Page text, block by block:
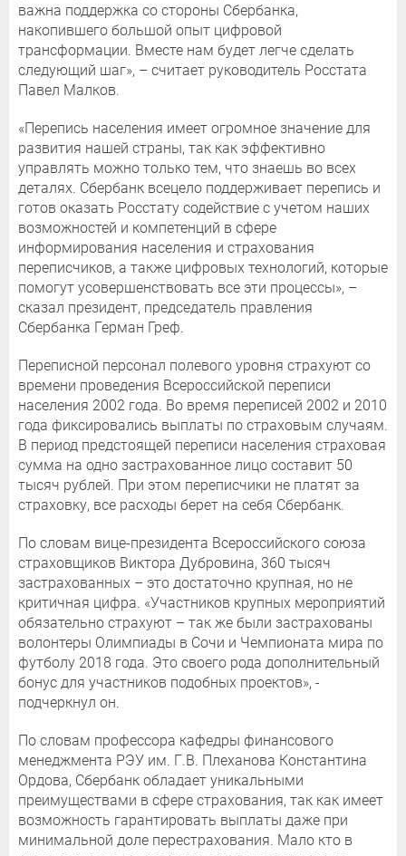
важна поддержка со стороны Сбербанка,
накопившего большой опыт цифровой
трансформации. Вместе нам будет легче сделать
следующий шаг», – считает руководитель Росстата
Павел Малков.
«Перепись населения имеет огромное значение для
развития нашей страны, так как эффективно
управлять можно только тем, что знаешь во всех
деталях. Сбербанк всецело поддерживает перепись и
готов оказать Росстату содействие с учетом наших
возможностей и компетенций в сфере
информирования населения и страхования
переписчиков, а также цифровых технологий, которые
помогут усовершенствовать все эти процессы», –
сказал президент, председатель правления
Сбербанка Герман Греф.
Переписной персонал полевого уровня страхуют со
времени проведения Всероссийской переписи
населения 2002 года. Во время переписей 2002 и 2010
года фиксировались выплаты по страховым случаям.
В период предстоящей переписи населения страховая
сумма на одно застрахованное лицо составит 50
тысяч рублей. При этом переписчики не платят за
страховку, все расходы берет на себя Сбербанк.
По словам вице-президента Всероссийского союза
страховщиков Виктора Дубровина, 360 тысяч
застрахованных – это достаточно крупная, но не
критичная цифра. «Участников крупных мероприятий
обязательно страхуют – так же были застрахованы
волонтеры Олимпиады в Сочи и Чемпионата мира по
футболу 2018 года. Это своего рода дополнительный
бонус для участников подобных проектов», -
подчеркнул он.
По словам профессора кафедры финансового
менеджмента РЭУ им. Г.В. Плеханова Константина
Ордова, Сбербанк обладает уникальными
преимуществами в сфере страхования, так как имеет
возможность гарантировать выплаты даже при
минимальной доле перестрахования. Мало кто в